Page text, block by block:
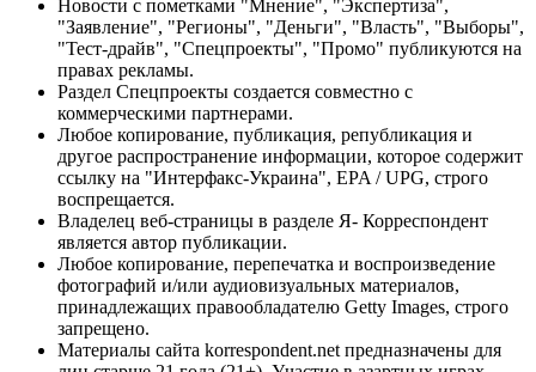
Новости с пометками "Мнение", "Экспертиза",
"Заявление", "Регионы", "Деньги", "Власть", "Выборы",
"Тест-драйв", "Спецпроекты", "Промо" публикуются на
правах рекламы.
Раздел Спецпроекты создается совместно с
коммерческими партнерами.
Любое копирование, публикация, републикация и
другое распространение информации, которое содержит
ссылку на "Интерфакс-Украина", EPA / UPG, строго
воспрещается.
Владелец веб-страницы в разделе Я- Корреспондент
является автор публикации.
Любое копирование, перепечатка и воспроизведение
фотографий и/или аудиовизуальных материалов,
принадлежащих правообладателю Getty Images, строго
запрещено.
Материалы сайта korrespondent.net предназначены для